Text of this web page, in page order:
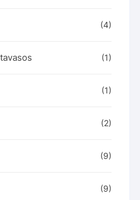
(4)
(1)
(1)
(2)
(9)
(9)